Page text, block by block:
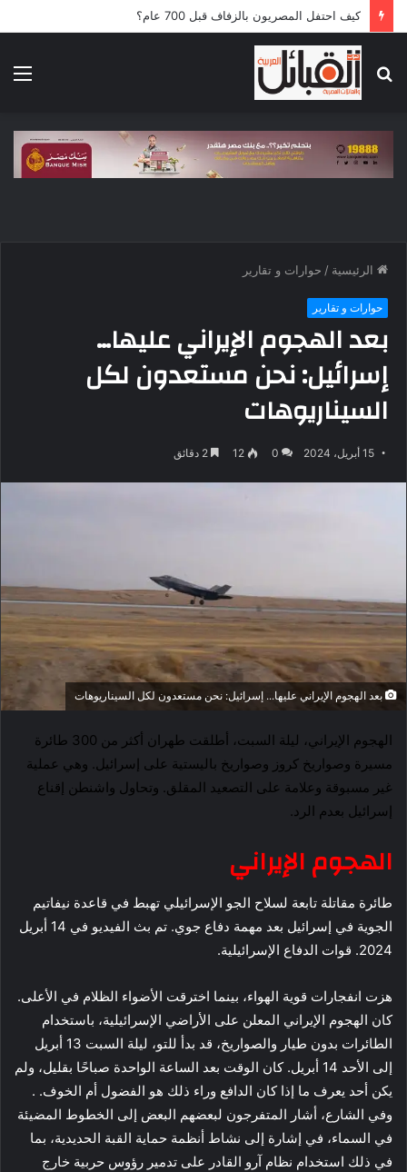
كيف احتفل المصريون بالزفاف قبل 700 عام؟
عن
الرئيسية / حوارات و تقارير
حوارات و تقارير
بعد الهجوم الإيراني عليها…
إسرائيل: نحن مستعدون لكل
السيناريوهات
15 أبريل، 2024 0
12
بعد الهجوم الإيراني عليها... إسرائيل: نحن مستعدون لكل السيناريوهات
الهجوم الإيراني، ليلة السبت، أطلقت طهران أكثر من 300 طائرة
مسيرة وصواريخ كروز وصواريخ باليستية على إسرائيل. وهي عملية
غير مسبوقة وعلامة على التصعيد المقلق. وتحاول واشنطن إقناع
إسرائيل بعدم الرد.
الهجوم الإيراني
طائرة مقاتلة تابعة لسلاح الجو الإسرائيلي تهبط في قاعدة نيفاتيم
الجوية في إسرائيل بعد مهمة دفاع جوي. تم بث الفيديو في 14 أبريل
2024. قوات الدفاع الإسرائيلية.
هزت انفجارات قوية الهواء، بينما اخترقت الأضواء الظلام في الأعلى.
كان الهجوم الإيراني المعلن على الأراضي الإسرائيلية، باستخدام
الطائرات بدون طيار والصواريخ، قد بدأ للتو، ليلة السبت 13 أبريل
إلى الأحد 14 أبريل. كان الوقت بعد الساعة الواحدة صباحًا بقليل، ولم
يكن أحد يعرف ما إذا كان الدافع وراء ذلك هو الفضول أم الخوف. .
وفي الشارع، أشار المتفرجون لبعضهم البعض إلى الخطوط المضيئة
في السماء، في إشارة إلى نشاط أنظمة حماية القبة الحديدية، بما
في ذلك استخدام نظام آرو القادر على تدمير رؤوس حربية خارج